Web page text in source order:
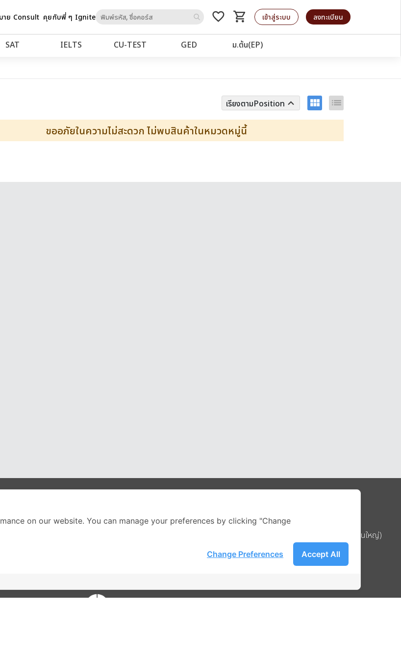
าย Consult คุยกับพี่ ๆ Igniteto
favorite_border shopping_cart
รถเข็น เข้าสู่ระบบ ลงทะเบียน
SAT IELTS CU‑TEST GED ม.ต้น(EP)
เรียงตามPosition keyboard_arrow_up view_module list
ขออภัยในความไม่สะดวก ไม่พบสินค้าในหมวดหมู่นี้
บริษัท อิกไนท์ เอ สตาร์ จำกัด (สำนักงานใหญ่)
ignite สาขา MBK Tower ชั้น 15
ถนนพญาไท แขวงวังใหม่ เขตปทุมวัน
on our website. You can manage your preferences by clicking "Change
Accept All
Change Preferences